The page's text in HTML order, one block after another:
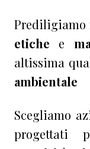
Prediligiamo
etiche e
altissima
ambientale
Scegliamo
progettati